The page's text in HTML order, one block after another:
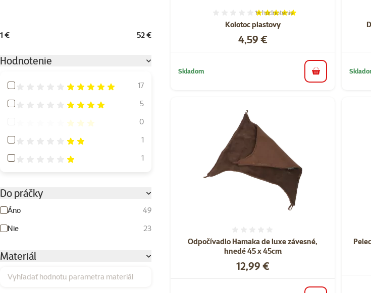
1 € 52 €
Hodnotenie
Hodnotenie 100%
17
Hodnotenie 80%
5
Hodnotenie 60%
0
Hodnotenie 40%
1
Hodnotenie 20%
1
Do práčky
Áno
49
Nie
23
Materiál
Vyhľadať hodnotu parametra materiál
Kolotoc plastovy
Hodnotenie 100%, počet hodnotení: 1
1×hodnotenie
Cena
4,59 €
Skladom do košíka
Odpočívadlo Hamaka de luxe závesné,
hnedé 45 x 45cm
Cena
12,99 €